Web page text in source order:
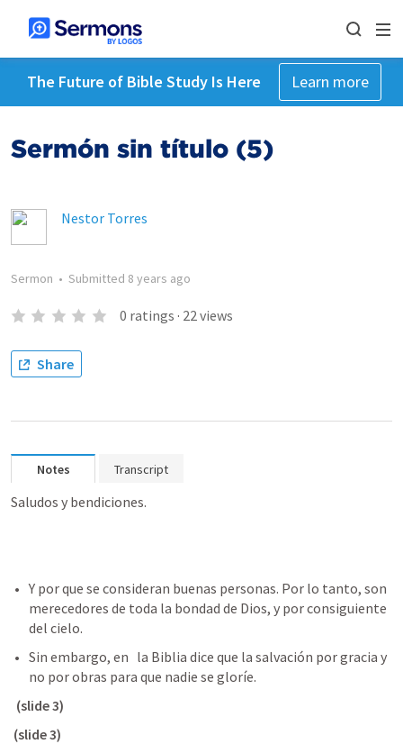
The Future of Bible Study Is Here Learn more
Sermón sin título (5)
Nestor Torres
Sermon • Submitted 8 years ago
0 ratings · 22views
Share
Notes Transcript
Saludos y bendiciones.
Y por que se consideran buenas personas. Por lo tanto, son
merecedores de toda la bondad de Dios, y por consiguiente
del cielo.
Sin embargo, en
  la Biblia dice que la salvación por gracia y
no por obras para que nadie se gloríe.
(slide 3)
(slide 3)